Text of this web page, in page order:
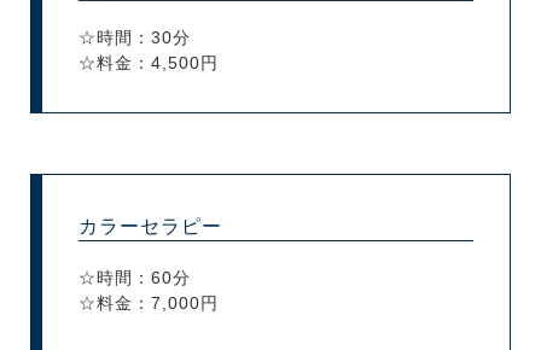
☆時間：30分
☆料金：4,500円
カラーセラピー
☆時間：60分
☆料金：7,000円